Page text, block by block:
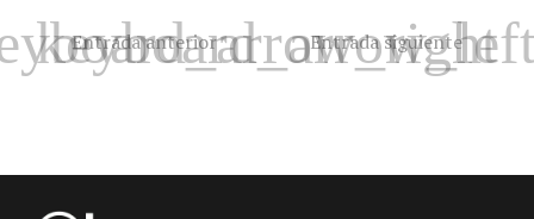
Entrada anterior Entrada siguiente